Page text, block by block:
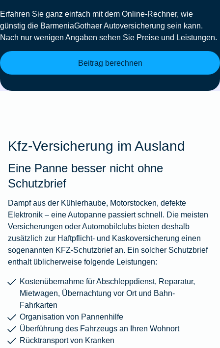
Erfahren Sie ganz einfach mit dem Online-Rechner, wie
günstig die BarmeniaGothaer Autoversicherung sein kann.
Nach nur wenigen Angaben sehen Sie Preise und Leistungen.
Beitrag berechnen
Kfz-Versicherung im Ausland
Eine Panne besser nicht ohne
Schutzbrief
Dampf aus der Kühlerhaube, Motorstocken, defekte
Elektronik – eine Autopanne passiert schnell. Die meisten
Versicherungen oder Automobilclubs bieten deshalb
zusätzlich zur Haftpflicht- und Kaskoversicherung einen
sogenannten KFZ-Schutzbriefan. Ein solcher Schutzbrief
enthalt üblicherweise folgende Leistungen:
Kostenübernahme für Abschleppdienst, Reparatur,
Mietwagen, Übernachtung vor Ort und Bahn-
Fahrkarten
Organisation von Pannenhilfe
Überführung des Fahrzeugs an Ihren Wohnort
Rücktransport von Kranken